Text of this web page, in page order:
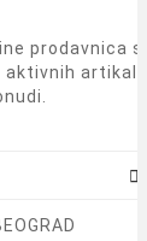
prodavnica
aktivnih artikala
